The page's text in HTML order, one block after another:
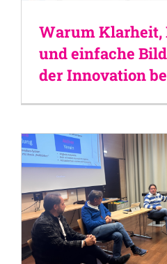
Warum Klarheit,
und einfache
der Innovation